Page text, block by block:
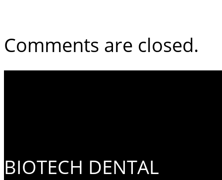
Comments are closed.
BIOTECH DENTAL